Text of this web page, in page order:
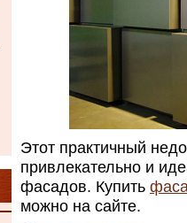
Этот практичный
привлекательно и
фасадов. Купить
можно на сайте.